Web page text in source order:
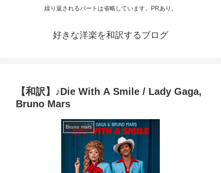
繰り返されるパートは省略しています。PRあり。
好きな洋楽を和訳するブログ
【和訳】♪Die With A Smile / Lady Gaga,
Bruno Mars
Bruno mars